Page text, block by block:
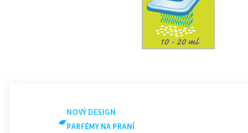
NOVÝ DESIGN
PARFÉMY NA PRANÍ